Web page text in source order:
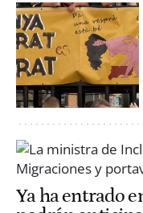
Ya ha entrado